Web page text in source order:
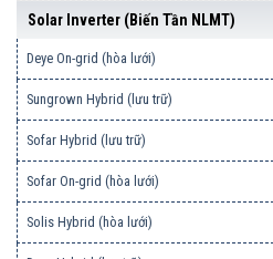
Solar Inverter (biến Tần NLMT)
Deye On-grid (hòa lưới)
Sungrown Hybrid (lưu trữ)
Sofar Hybrid (lưu trữ)
Sofar On-grid (hòa lưới)
Solis Hybrid (hòa lưới)